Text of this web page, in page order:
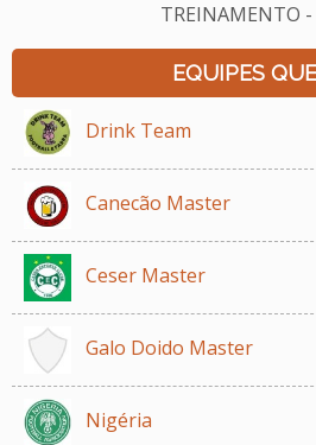
TREINAMENTO
EQUIPES
Drink Team
Canecão Master
Ceser Master
Galo Doido Master
Nigéria